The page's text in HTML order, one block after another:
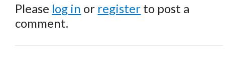
Please log in or register to post a
comment.